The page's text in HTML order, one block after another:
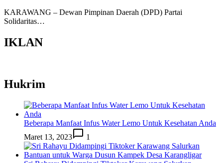
KARAWANG – Dewan Pimpinan Daerah (DPD) Partai
Solidaritas…
IKLAN
Hukrim
Beberapa Manfaat Infus Water Lemo Untuk Kesehatan Anda
Maret 13, 2023
1